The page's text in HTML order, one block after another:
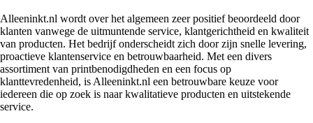
Alleeninkt.nl wordt over het algemeen zeer positief beoordeeld door
klanten vanwege de uitmuntende service, klantgerichtheid en kwaliteit
van producten. Het bedrijf onderscheidt zich door zijn snelle levering,
proactieve klantenservice en betrouwbaarheid. Met een divers
assortiment van printbenodigdheden en een focus op
klanttevredenheid, is Alleeninkt.nl een betrouwbare keuze voor
iedereen die op zoek is naar kwalitatieve producten en uitstekende
service.